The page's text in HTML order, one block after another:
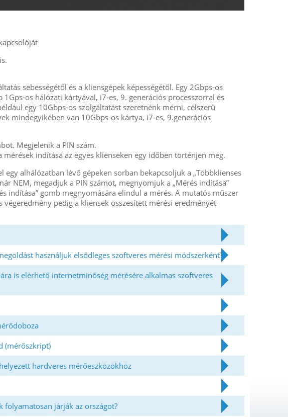
sebességétől és a kliensgépek képességétől. Egy 2Gbps-os
os hálózati kártyával, i7-es, 9. generációs processzorral és
egy 10Gbps-os szolgáltatást szeretnénk mérni, célszerű
mindegyikében van 10Gbps-os kártya, i7-es, 9.generációs
Megjelenik a PIN szám.
mérések indítása az egyes klienseken egy időben történjen meg.
egy alhálózatban lévő gépeken sorban bekapcsoljuk a „Többklienses
NEM, megadjuk a PIN számot, megnyomjuk a „Mérés indítása”
indítása” gomb megnyomására elindul a mérés. A mutatós műszer
végeredmény pedig a kliensek összesített mérési eredményét
használjuk elsődleges szoftveres mérési módszerként?
is elérhető internetminőség mérésére alkalmas szoftveres
(mérőszkript)
hardveres mérőeszközökhöz
járják az országot?